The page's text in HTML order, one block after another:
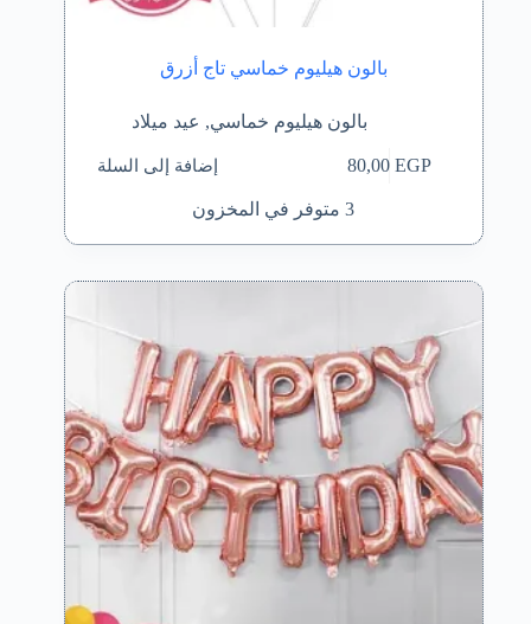
بالون هيليوم خماسي تاج أزرق
بالون هيليوم خماسي, عيد ميلاد
80,00EGP إضافة إلى السلة
3 متوفر في المخزون